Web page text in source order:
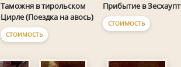
Таможня в тирольском
Цирле (Поездка на авось)
СТОИМОСТЬ
Прибытие в Зесхаупт
СТОИМОСТЬ